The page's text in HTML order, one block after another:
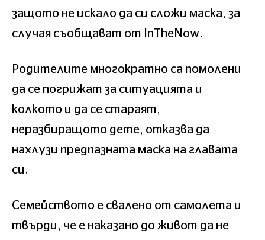
защото не искало да си сложи маска, за
случая съобщават от InTheNow.
Родителите многократно са помолени
да се погрижат за ситуацията и
колкото и да се стараят,
неразбиращото дете, отказва да
нахлузи предпазната маска на главата
си.
Семейството е свалено от самолета и
твърди, че е наказано до живот да не